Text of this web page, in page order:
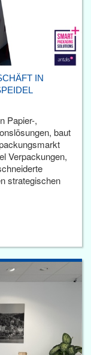
IN
Papier-,
baut
Verpackungen,
strategischen